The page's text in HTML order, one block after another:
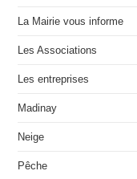
La Mairie vous informe
Les Associations
Les entreprises
Madinay
Neige
Pêche